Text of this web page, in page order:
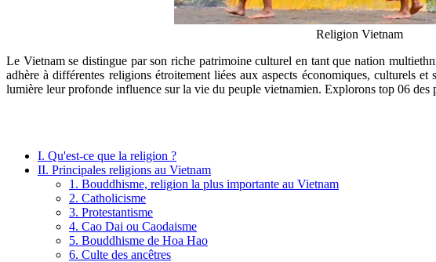
Religion Vietnam
Le Vietnam se distingue par son riche patrimoine culturel en tant que nation
adhère à différentes religions étroitement liées aux aspects économiques, culturels
lumière leur profonde influence sur la vie du peuple vietnamien. Explorons top 06 des
I. Qu'est-ce que la religion ?
II. Principales religions au Vietnam
1. Bouddhisme, religion la plus importante au Vietnam
2. Catholicisme
3. Protestantisme
4. Cao Dai ou Caodaisme
5. Bouddhisme de Hoa Hao
6. Culte des ancêtres